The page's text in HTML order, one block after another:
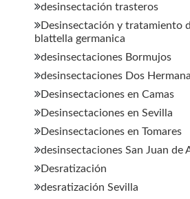
desinsectación trasteros
Desinsectación y tratamiento
blattella germanica
desinsectaciones Bormujos
desinsectaciones Dos
Desinsectaciones en Camas
Desinsectaciones en Sevilla
Desinsectaciones en Tomares
desinsectaciones San Juan de
Desratización
desratización Sevilla